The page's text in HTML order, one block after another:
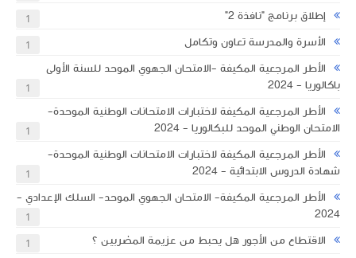
إطلاق برنامج "نافذة 2" 1
الأسرة والمدرسة تعاون وتكامل 1
الأطر المرجعية المكيفة -الامتحان الجهوي الموحد للسنة الأولى
باكالوريا - 2024
1
الأطر المرجعية المكيفة لاختبارات الامتحانات الوطنية الموحدة- ​
الامتحان الوطني الموحد للبكالوريا - 2024
1
الأطر المرجعية المكيفة لاختبارات الامتحانات الوطنية الموحدة-
شهادة الدروس الابتدائية - 2024
1
الأطر المرجعية المكيفة- الامتحان الجهوي الموحد- السلك الإعدادي -
2024
1
الاقتطاع من الأجور هل يحبط من عزيمة المضربين ؟ 1